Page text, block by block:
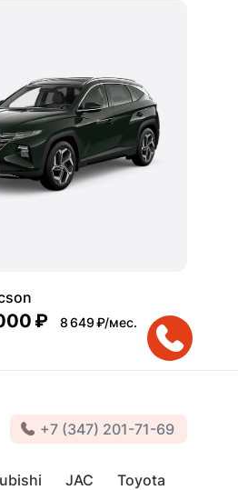
₽ 8 649 ₽/мес.
+7 (347) 201-71-69
JAC
Toyota